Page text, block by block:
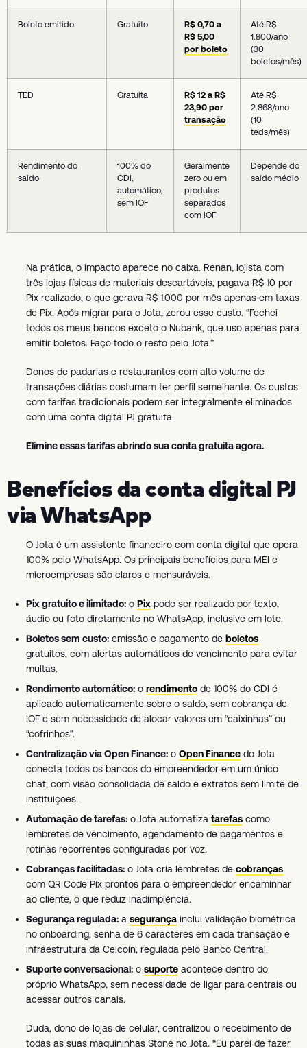
Boleto emitido Gratuito
R$ 0,70 a
R$ 5,00
por boleto
Até R$
1.800/ano
(30
boletos/mês)
TED Gratuita
R$ 12 a R$
23,90 por
transação
Até R$
2.868/ano
(10
teds/mês)
Rendimento do
saldo
100% do
CDI,
automático,
sem IOF
Geralmente
zero ou em
produtos
separados
com IOF
Depende do
saldo médio
Na prática, o impacto aparece no caixa. Renan, lojista com
três lojas físicas de materiais descartáveis, pagava R$ 10 por
Pix realizado, o que gerava R$ 1.000 por mês apenas em taxas
de Pix. Após migrar para o Jota, zerou esse custo. “Fechei
todos os meus bancos exceto o Nubank, que uso apenas para
emitir boletos. Faço todo o resto pelo Jota.”
Donos de padarias e restaurantes com alto volume de
transações diárias costumam ter perfil semelhante. Os custos
com tarifas tradicionais podem ser integralmente eliminados
com uma conta digital PJ gratuita.
Elimine essas tarifas abrindo sua conta gratuita agora.
Benefícios da conta digital PJ
via WhatsApp
O Jota é um assistente financeiro com conta digital que opera
100% pelo WhatsApp. Os principais benefícios para MEI e
microempresas são claros e mensuráveis.
Pix gratuito e ilimitado: o Pix pode ser realizado por texto,
áudio ou foto diretamente no WhatsApp, inclusive em lote.
Boletos sem custo: emissão e pagamento de boletos
gratuitos, com alertas automáticos de vencimento para evitar
multas.
Rendimento automático: o rendimento de 100% do CDI é
aplicado automaticamente sobre o saldo, sem cobrança de
IOF e sem necessidade de alocar valores em “caixinhas” ou
“cofrinhos”.
Centralização via Open Finance: o Open Finance do Jota
conecta todos os bancos do empreendedor em um único
chat, com visão consolidada de saldo e extratos sem limite de
instituições.
Automação de tarefas: o Jota automatiza tarefas como
lembretes de vencimento, agendamento de pagamentos e
rotinas recorrentes configuradas por voz.
Cobranças facilitadas: o Jota cria lembretes de cobranças
com QR Code Pix prontos para o empreendedor encaminhar
ao cliente, o que reduz inadimplência.
Segurança regulada: a segurança inclui validação biométrica
no onboarding, senha de 6 caracteres em cada transação e
infraestrutura da Celcoin, regulada pelo Banco Central.
Suporte conversacional: o suporte acontece dentro do
próprio WhatsApp, sem necessidade de ligar para centrais ou
acessar outros canais.
Duda, dono de lojas de celular, centralizou o recebimento de
todas as suas maquininhas Stone no Jota. “Eu parei de fazer